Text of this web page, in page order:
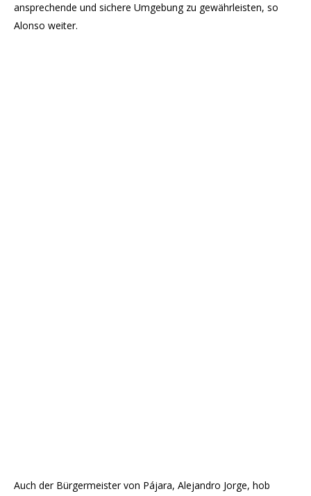
ansprechende und sichere Umgebung zu gewährleisten, so
Alonso weiter.
Auch der Bürgermeister von Pájara, Alejandro Jorge, hob